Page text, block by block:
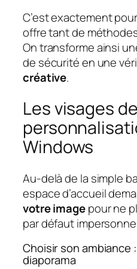
C’est exactement
offre tant de
On transforme ainsi
de sécurité en une
créative.
Les visages
Windows
Au-delà de la simple
espace d’accueil
votre imagepour ne
par défaut
Choisir son ambiance
diaporama